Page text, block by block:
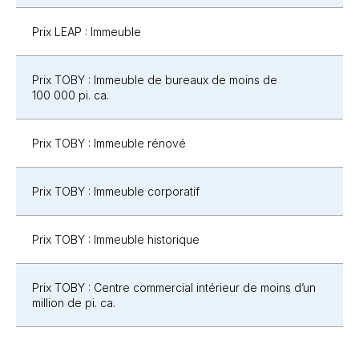
Prix LEAP : Immeuble
Prix TOBY : Immeuble de bureaux de moins de
100 000 pi. ca.
Prix TOBY : Immeuble rénové
Prix TOBY : Immeuble corporatif
Prix TOBY : Immeuble historique
Prix TOBY : Centre commercial intérieur de moins d’un
million de pi. ca.